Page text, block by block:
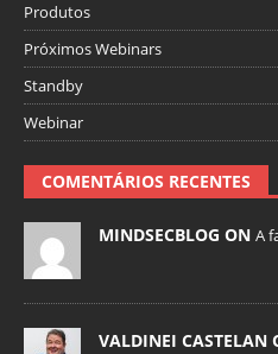
Produtos
Próximos Webinars
Standby
Webinar
COMENTÁRIOS RECENTES
MINDSECBLOG ON A
VALDINEI CASTELAN